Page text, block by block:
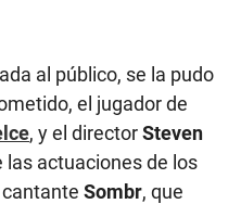
al público, se la pudo
el jugador de
, y el directorSteven
las actuaciones de los
Sombr, que